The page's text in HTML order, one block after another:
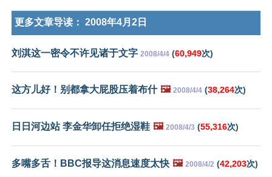
更多文章导读： 2008年4月2日
刘淇这一密令不许见诸于文字 2008/4/4 (60,949次)
这方儿好！别都拿大屁股压着布什 🖼️ 2008/4/4 (38,264次)
日日河边站 李金华卸任拒绝湿鞋 🖼️ 2008/4/3 (55,316次)
多嘴多舌！BBC报导这消息速度太快 🖼️ 2008/4/2 (42,203次)